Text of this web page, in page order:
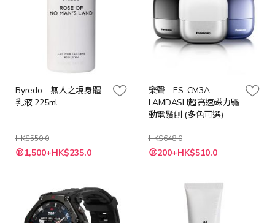
Byredo - 無人之境身體
乳液 225ml
HK$550.0
特
殊 1,500+HK$235.0
樂聲 - ES-CM3A
LAMDASH超高速磁力驅
動電鬚刨 (多色可選)
HK$648.0
200+HK$510.0